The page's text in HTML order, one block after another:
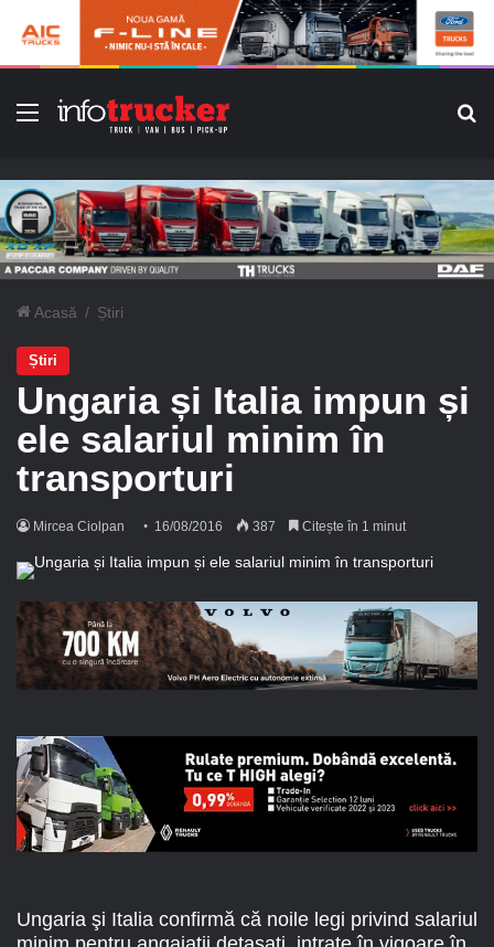
Meniu
Acasă / Știri
Știri
Ungaria și Italia impun și
ele salariul minim în
transporturi
Mircea Ciolpan 16/08/2016 387 Citește în 1 minut
Ungaria şi Italia confirmă că noile legi privind salariul